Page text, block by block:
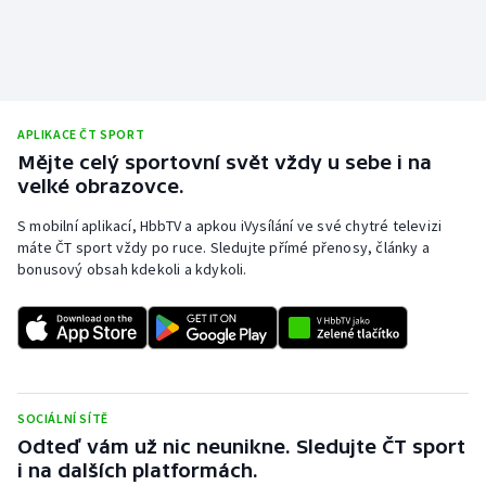
APLIKACE ČT SPORT
Mějte celý sportovní svět vždy u sebe i na
velké obrazovce.
S mobilní aplikací, HbbTV a apkou iVysílání ve své chytré televizi
máte ČT sport vždy po ruce. Sledujte přímé přenosy, články a
bonusový obsah kdekoli a kdykoli.
SOCIÁLNÍ SÍTĚ
Odteď vám už nic neunikne. Sledujte ČT sport
i na dalších platformách.